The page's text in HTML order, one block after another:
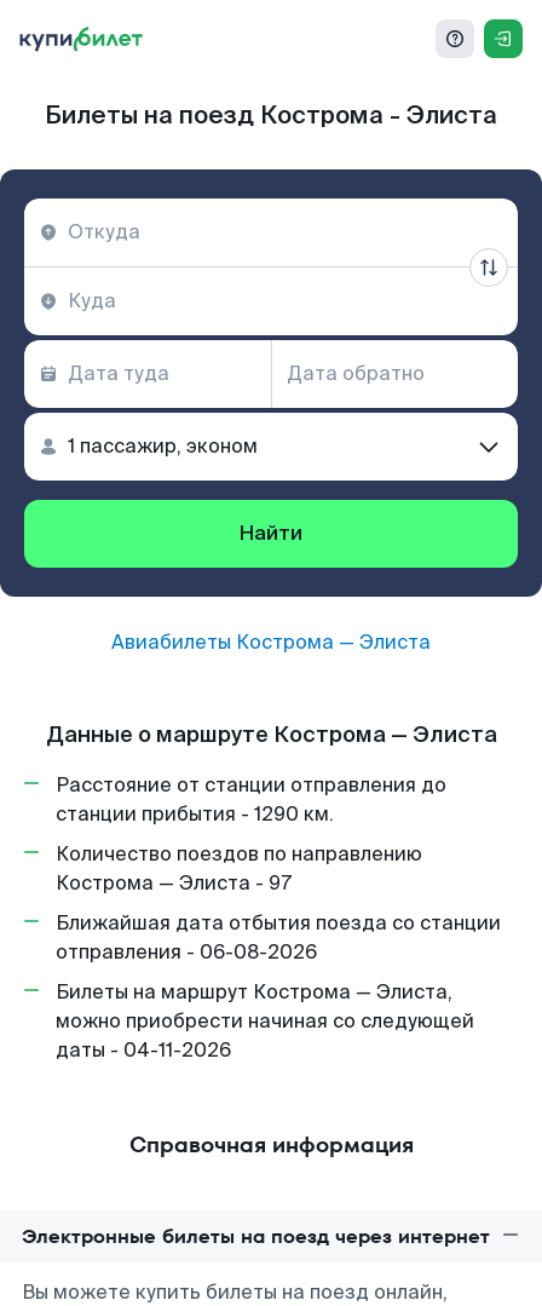
Билеты на поезд Кострома - Элиста
Найти
Авиабилеты Кострома — Элиста
Данные о маршруте Кострома — Элиста
Расстояние от станции отправления до
станции прибытия - 1290 км.
Количество поездов по направлению
Кострома — Элиста - 97
Ближайшая дата отбытия поезда со станции
отправления - 06-08-2026
Билеты на маршрут Кострома — Элиста,
можно приобрести начиная со следующей
даты - 04-11-2026
Справочная информация
Электронные билеты на поезд через интернет
Вы можете купить билеты на поезд онлайн,